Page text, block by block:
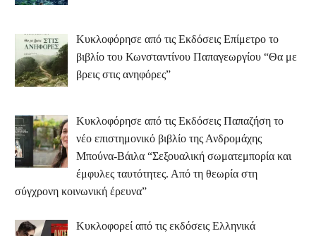
Κυκλοφόρησε από τις Εκδόσεις Επίμετρο το
βιβλίο του Κωνσταντίνου Παπαγεωργίου “Θα με
βρεις στις ανηφόρες”
Κυκλοφόρησε από τις Εκδόσεις Παπαζήση το
νέο επιστημονικό βιβλίο της Ανδρομάχης
Μπούνα-Βάιλα “Σεξουαλική σωματεμπορία και
έμφυλες ταυτότητες. Από τη θεωρία στη
σύγχρονη κοινωνική έρευνα”
Κυκλοφορεί από τις εκδόσεις Ελληνικά